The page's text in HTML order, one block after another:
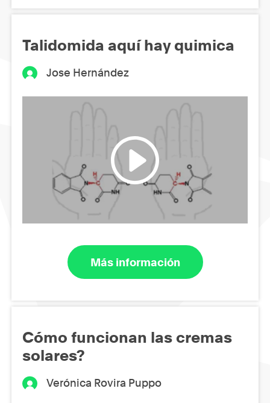
Talidomida aquí hay quimica
Jose Hernández
Más información
Cómo funcionan las cremas
solares?
Verónica Rovira Puppo